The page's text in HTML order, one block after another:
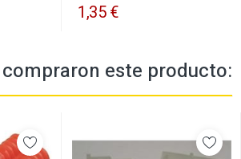
1,35 €
este producto: